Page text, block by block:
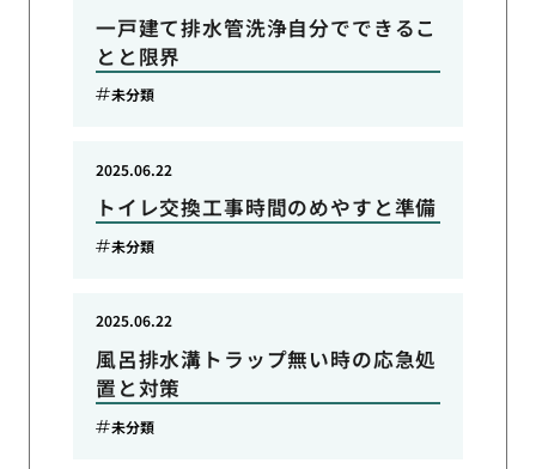
一戸建て排水管洗浄自分でできるこ
とと限界
未分類
トイレ交換工事時間のめやすと準備
2025.06.22
未分類
風呂排水溝トラップ無い時の応急処
置と対策
2025.06.22
未分類